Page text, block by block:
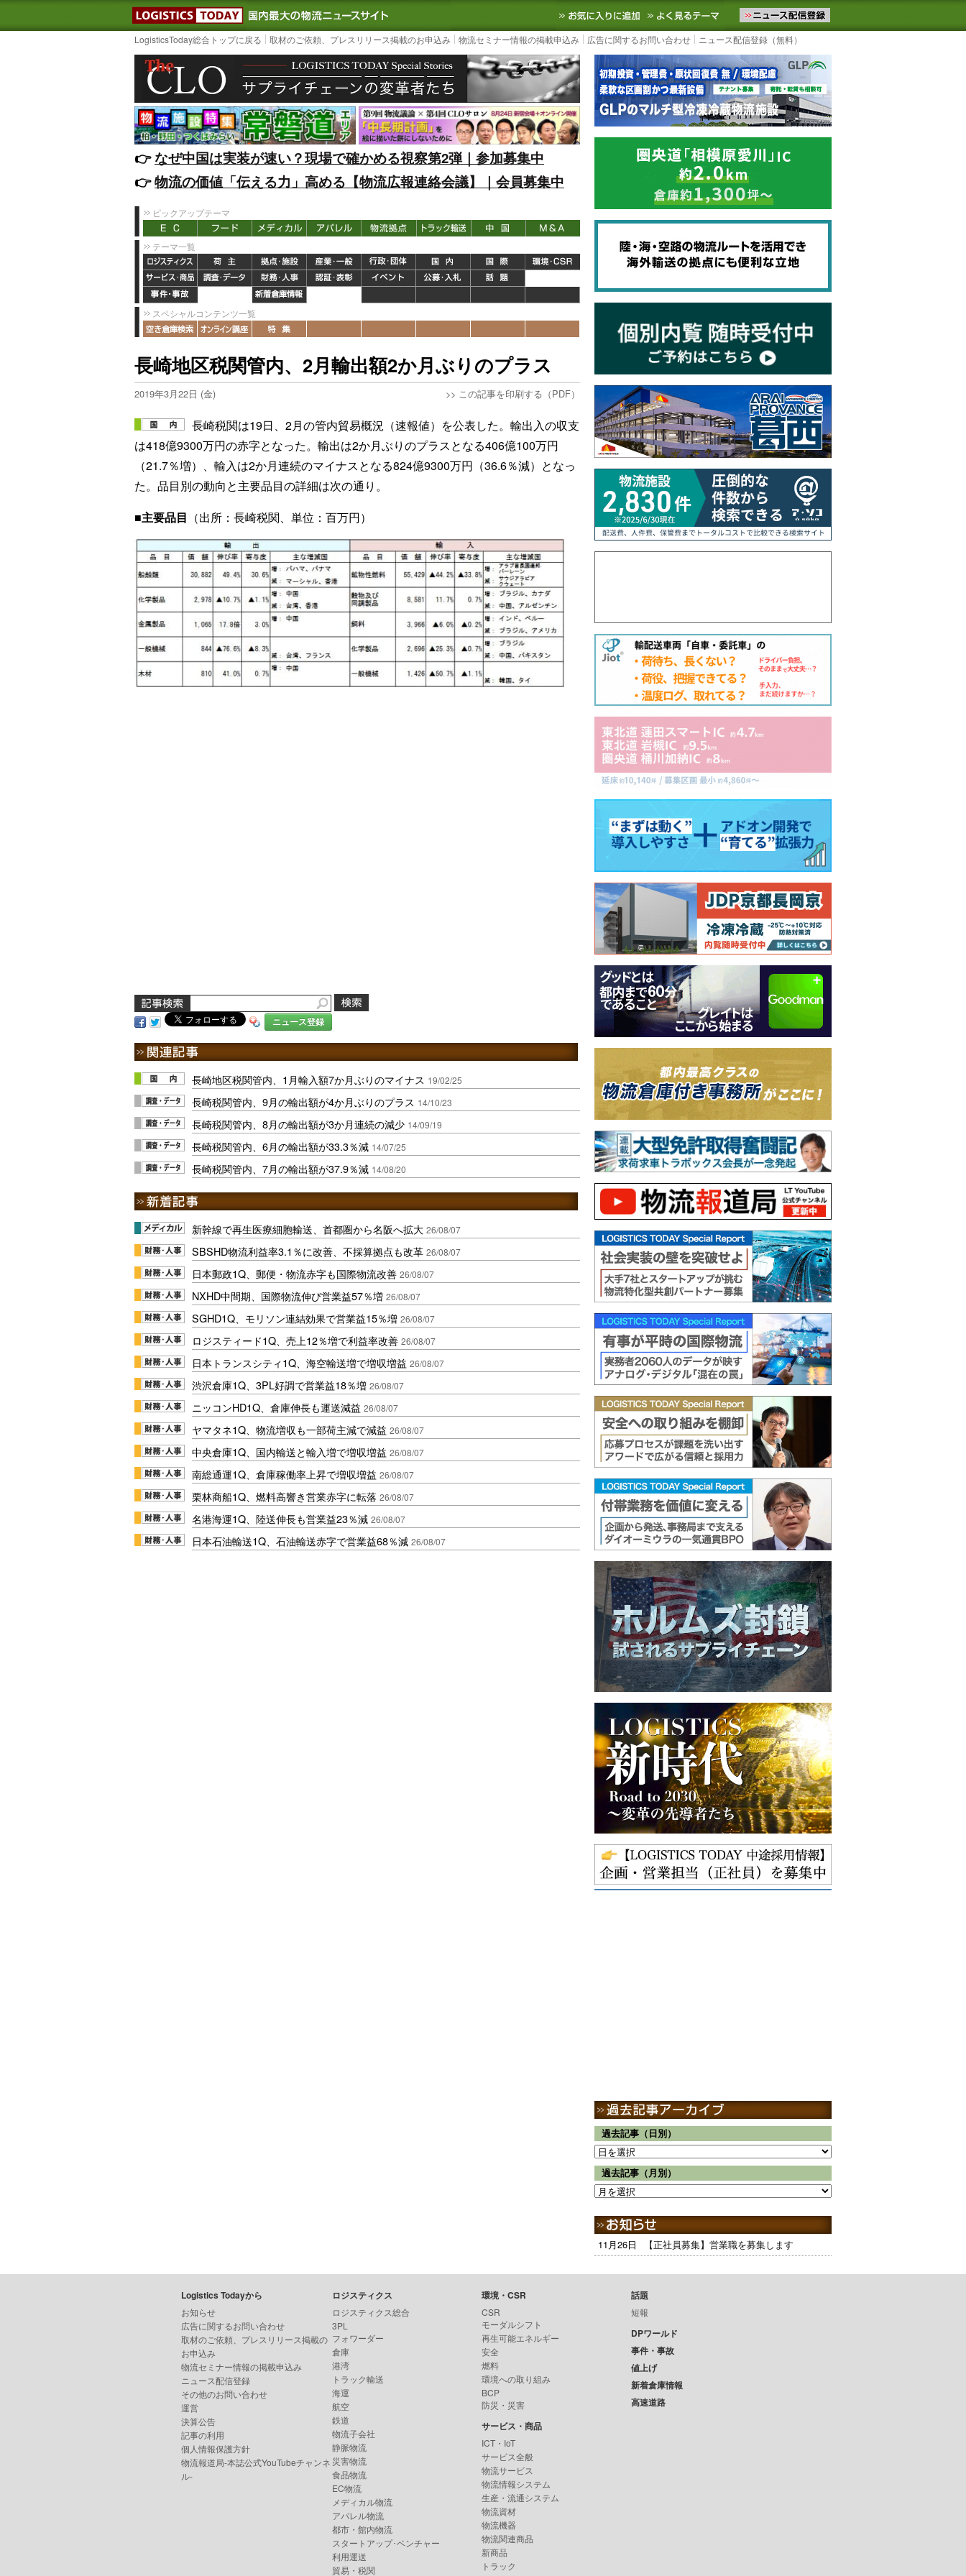
LOGISTICS TODAY｜国内最大の物流ニュースサイト3PL, SCMなど国内外の最新の物流ニュースをお届けします。物流ニュースメール配信を登録す
お気に入りに追加 よく見るテーマ
LogisticsToday総合トップに戻る 取材のご依頼、プレスリリース掲載のお申込み 物流セミナー情報の掲載申込み 広告に関するお問い合わせ ニュース配信登録（無料）
👉️なぜ中国は実装が速い？現場で確かめる視察第2弾｜参加募集中
👉️物流の価値「伝える力」高める【物流広報連絡会議】｜会員募集中
ピックアップテーマ
テーマ一覧
スペシャルコンテンツ一覧
長崎地区税関管内、2月輸出額2か月ぶりのプラス
2019年3月22日 (金) >> この記事を印刷する（PDF）
長崎税関は19日、2月の管内貿易概況（速報値）を公表した。輸出入の収支
は418億9300万円の赤字となった。輸出は2か月ぶりのプラスとなる406億100万円
（21.7％増）、輸入は2か月連続のマイナスとなる824億9300万円（36.6％減）となっ
た。品目別の動向と主要品目の詳細は次の通り。
■主要品目 （出所：長崎税関、単位：百万円）
ニュース登録
長崎地区税関管内、1月輸入額7か月ぶりのマイナス 19/02/25
長崎税関管内、9月の輸出額が4か月ぶりのプラス 14/10/23
長崎税関管内、8月の輸出額が3か月連続の減少 14/09/19
長崎税関管内、6月の輸出額が33.3％減 14/07/25
長崎税関管内、7月の輸出額が37.9％減 14/08/20
新幹線で再生医療細胞輸送、首都圏から名阪へ拡大 26/08/07
SBSHD物流利益率3.1％に改善、不採算拠点も改革 26/08/07
日本郵政1Q、郵便・物流赤字も国際物流改善 26/08/07
NXHD中間期、国際物流伸び営業益57％増 26/08/07
SGHD1Q、モリソン連結効果で営業益15％増 26/08/07
ロジスティード1Q、売上12％増で利益率改善 26/08/07
日本トランスシティ1Q、海空輸送増で増収増益 26/08/07
渋沢倉庫1Q、3PL好調で営業益18％増 26/08/07
ニッコンHD1Q、倉庫伸長も運送減益 26/08/07
ヤマタネ1Q、物流増収も一部荷主減で減益 26/08/07
中央倉庫1Q、国内輸送と輸入増で増収増益 26/08/07
南総通運1Q、倉庫稼働率上昇で増収増益 26/08/07
栗林商船1Q、燃料高響き営業赤字に転落 26/08/07
名港海運1Q、陸送伸長も営業益23％減 26/08/07
日本石油輸送1Q、石油輸送赤字で営業益68％減 26/08/07
過去記事（日別）
過去記事（月別）
11月26日 【正社員募集】営業職を募集します
Logistics Todayから
お知らせ
広告に関するお問い合わせ
取材のご依頼、プレスリリース掲載の
お申込み
物流セミナー情報の掲載申込み
ニュース配信登録
その他のお問い合わせ
運営
決算公告
記事の利用
個人情報保護方針
物流報道局-本誌公式YouTubeチャンネ
ル-
ロジスティクス
ロジスティクス総合
3PL
フォワーダー
倉庫
港湾
トラック輸送
海運
航空
鉄道
物流子会社
静脈物流
災害物流
食品物流
EC物流
メディカル物流
アパレル物流
都市・館内物流
スタートアップ･ベンチャー
利用運送
貿易・税関
環境・CSR
CSR
モーダルシフト
再生可能エネルギー
安全
燃料
環境への取り組み
BCP
防災・災害
サービス・商品
ICT・IoT
サービス全般
物流サービス
物流情報システム
生産・流通システム
物流資材
物流機器
物流関連商品
新商品
トラック
話題
短報
DPワールド
事件・事故
値上げ
新着倉庫情報
高速道路